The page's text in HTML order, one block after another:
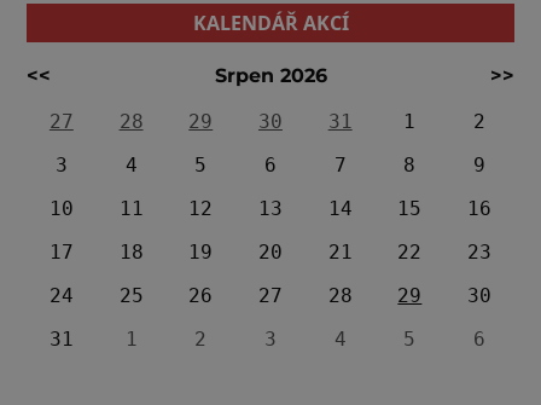
KALENDÁŘ AKCÍ
<< Srpen 2026
>>
27
28 29 30 31 1
2
3
4 5 6 7 8
9
10
11 12 13 14 15
16
17
18 19 20 21 22
23
24
25 26 27 28 29
30
31
1 2 3 4 5 6